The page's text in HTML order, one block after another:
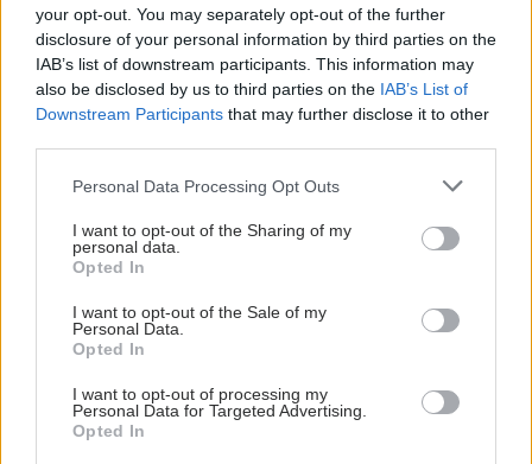
your opt-out. You may separately opt-out of the further
disclosure of your personal information by third parties on the
IAB’s list of downstream participants. This information may
also be disclosed by us to third parties on the IAB’s List of
Downstream Participants that may further disclose it to other
Please note that this website/app uses one or more Google
not limited to your visit or usage behaviour. You may click to
grant or deny consent to Google and its third-party tags to
use your data for below specified purposes in below Google
consent section.
Personal Data Processing Opt Outs
I want to opt-out of the Sharing of my
personal data.
Opted In
I want to opt-out of the Sale of my
Personal Data.
Opted In
I want to opt-out of processing my
Personal Data for Targeted Advertising.
Opted In